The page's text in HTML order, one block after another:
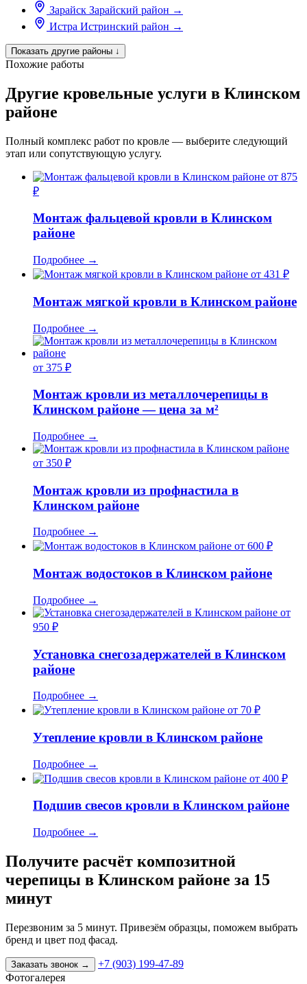
Зарайск Зарайский район →
Истра Истринский район →
Показать другие районы ↓
Похожие работы
Другие кровельные услуги в Клинском
районе
Полный комплекс работ по кровле — выберите следующий
этап или сопутствующую услугу.
от 875
₽
Монтаж фальцевой кровли в Клинском
районе
Подробнее →
от 431 ₽
Монтаж мягкой кровли в Клинском районе
Подробнее →
от 375 ₽
Монтаж кровли из металлочерепицы в
Клинском районе — цена за м²
Подробнее →
от 350 ₽
Монтаж кровли из профнастила в
Клинском районе
Подробнее →
от 600 ₽
Монтаж водостоков в Клинском районе
Подробнее →
от
950 ₽
Установка снегозадержателей в Клинском
районе
Подробнее →
от 70 ₽
Утепление кровли в Клинском районе
Подробнее →
от 400 ₽
Подшив свесов кровли в Клинском районе
Подробнее →
Получите расчёт композитной
черепицы в Клинском районе за 15
минут
Перезвоним за 5 минут. Привезём образцы, поможем выбрать
бренд и цвет под фасад.
Заказать звонок →
+7 (903) 199-47-89
Фотогалерея